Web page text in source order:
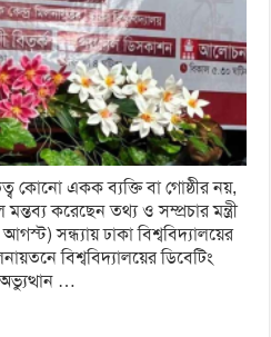
কোনো একক ব্যক্তি বা গোষ্ঠীর নয়,
করেছেন তথ্য ও সম্প্রচার মন্ত্রী
সন্ধ্যায় ঢাকা বিশ্ববিদ্যালয়ের
বিশ্ববিদ্যালয়ের ডিবেটিং
…